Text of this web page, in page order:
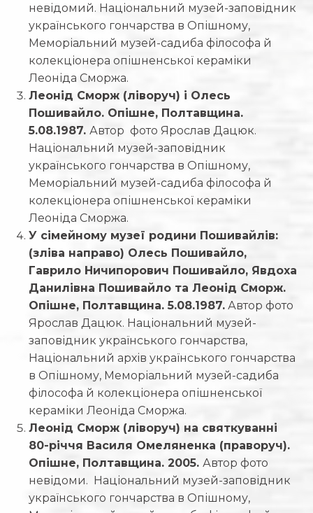
невідомий. Національний музей-заповідник
українського гончарства в Опішному,
Меморіальний музей-садиба філософа й
колекціонера опішненської кераміки
Леоніда Сморжа.
Леонід Сморж (ліворуч) і Олесь
Пошивайло. Опішне, Полтавщина.
5.08.1987.Автор фото Ярослав Дацюк.
Національний музей-заповідник
українського гончарства в Опішному,
Меморіальний музей-садиба філософа й
колекціонера опішненської кераміки
Леоніда Сморжа.
У сімейному музеї родини Пошивайлів:
(зліва направо) Олесь Пошивайло,
Гаврило Ничипорович Пошивайло, Явдоха
Данилівна Пошивайло та Леонід Сморж.
Опішне, Полтавщина. 5.08.1987. Автор фото
Ярослав Дацюк. Національний музей-
заповідник українського гончарства,
Національний архів українського гончарства
в Опішному, Меморіальний музей-садиба
філософа й колекціонера опішненської
кераміки Леоніда Сморжа.
Леонід Сморж (ліворуч) на святкуванні
80-річчя Василя Омеляненка (праворуч).
Опішне, Полтавщина. 2005.Автор фото
невідоми. Національний музей-заповідник
українського гончарства в Опішному,